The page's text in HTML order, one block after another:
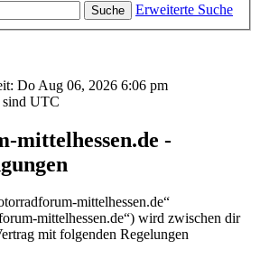
Suche Erweiterte Suche
Do Aug 06, 2026 6:06 pm
UTC
mittelhessen.de -
mittelhessen.de“
mittelhessen.de“) wird zwischen dir
mit folgenden Regelungen